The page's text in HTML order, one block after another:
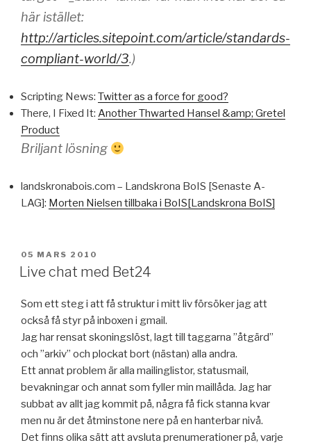
här istället:
http://articles.sitepoint.com/article/standards-
compliant-world/3.)
Scripting News: Twitter as a force for good?
There, I Fixed It: Another Thwarted Hansel &amp; Gretel
Product
Briljant lösning
landskronabois.com – Landskrona BoIS [Senaste A-
LAG]: Morten Nielsen tillbaka i BoIS[Landskrona BoIS]
PUBLICERAT
05 MARS 2010
Live chat med Bet24
Som ett steg i att få struktur i mitt liv försöker jag att
också få styr på inboxen i gmail.
Jag har rensat skoningslöst, lagt till taggarna ”åtgärd”
och ”arkiv” och plockat bort (nästan) alla andra.
Ett annat problem är alla mailinglistor, statusmail,
bevakningar och annat som fyller min maillåda. Jag har
subbat av allt jag kommit på, några få fick stanna kvar
men nu är det åtminstone nere på en hanterbar nivå.
Det finns olika sätt att avsluta prenumerationer på, varje